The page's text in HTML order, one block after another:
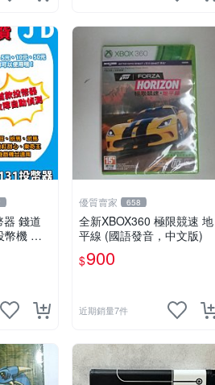
錢道
幣機 娃
神爺 大
優質賣家 658
全新XBOX360 極限競速 地
平線 (國語發音，中文版)
$900
近期銷量7件